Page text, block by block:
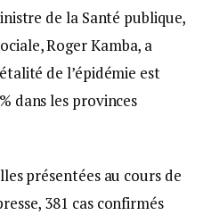
de la Santé publique,
Roger Kamba, a
de l’épidémie est
dans les provinces
présentées au cours de
381 cas confirmés